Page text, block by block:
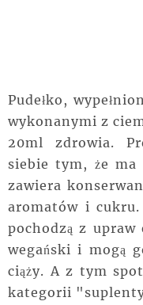
Pudełko,
wykonanymi z
20ml zdrowia.
siebie tym, że ma
zawiera
aromatów i
pochodzą z
wegański i mogą
ciąży. A z tym
kategorii